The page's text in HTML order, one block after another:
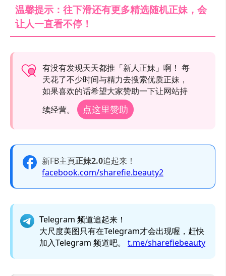
温馨提示：往下滑还有更多精选随机正妹，会
让人一直看不停！
有没有发现天天都推「新人正妹」啊！ 每
天花了不少时间与精力去搜索优质正妹，
如果喜欢的话希望大家赞助一下让网站持
续经营。
点这里赞助
新FB主頁正妹2.0追起来！
facebook.com/sharefie.beauty2
Telegram 频道追起来！
大尺度美图只有在Telegram才会出现喔，赶快
加入Telegram 频道吧。 t.me/sharefiebeauty